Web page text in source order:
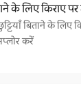
के लिए किराए
बिताने के लिए
करें